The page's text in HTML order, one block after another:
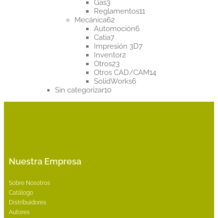
Gas33
productos
Reglamentos1111
Mecánica6262
productos
Automoción66
Catia77
productos
Impresión 3D77
Inventor22
Otros2323
productos
Otros CAD/CAM1414
SolidWorks66
Sin categorizar1010
Nuestra Empresa
Sobre Nosotros
Catálogo
Distribuidores
Autores